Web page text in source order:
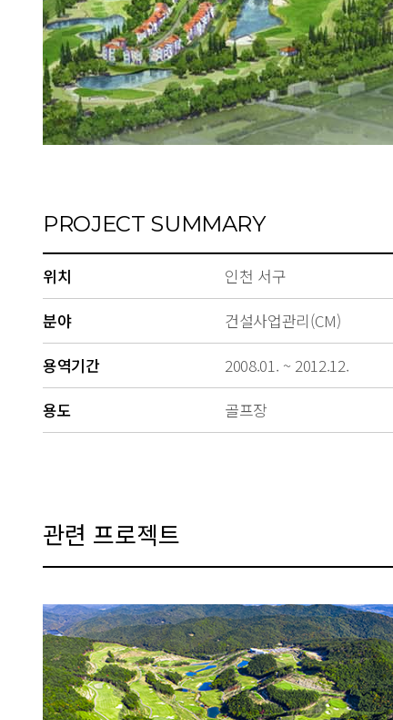
PROJECT SUMMARY
위치
인천 서구
분야
건설사업관리(CM)
용역기간
2008.01. ~ 2012.12.
용도
골프장
관련 프로젝트